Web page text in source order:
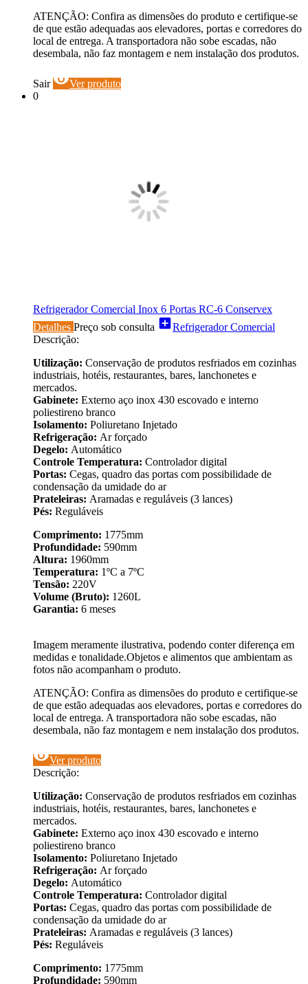
ATENÇÃO: Confira as dimensões do produto e certifique-se
de que estão adequadas aos elevadores, portas e corredores do
local de entrega. A transportadora não sobe escadas, não
desembala, não faz montagem e nem instalação dos produtos.
Sair visibilityVer produto
0
Refrigerador Comercial Inox 6 Portas RC-6 Conservex
Detalhes Preço sob consulta add_boxRefrigerador Comercial
Descrição:
Utilização: Conservação de produtos resfriados em cozinhas
industriais, hotéis, restaurantes, bares, lanchonetes e
mercados.
Gabinete: Externo aço inox 430 escovado e interno
poliestireno branco
Isolamento: Poliuretano Injetado
Refrigeração: Ar forçado
Degelo: Automático
Controle Temperatura: Controlador digital
Portas: Cegas, quadro das portas com possibilidade de
condensação da umidade do ar
Prateleiras: Aramadas e reguláveis (3 lances)
Pés: Reguláveis
Comprimento: 1775mm
Profundidade: 590mm
Altura: 1960mm
Temperatura: 1ºC a 7ºC
Tensão: 220V
Volume (Bruto): 1260L
Garantia: 6 meses
Imagem meramente ilustrativa, podendo conter diferença em
medidas e tonalidade.Objetos e alimentos que ambientam as
fotos não acompanham o produto.
ATENÇÃO: Confira as dimensões do produto e certifique-se
de que estão adequadas aos elevadores, portas e corredores do
local de entrega. A transportadora não sobe escadas, não
desembala, não faz montagem e nem instalação dos produtos.
visibilityVer produto
Descrição:
Utilização: Conservação de produtos resfriados em cozinhas
industriais, hotéis, restaurantes, bares, lanchonetes e
mercados.
Gabinete: Externo aço inox 430 escovado e interno
poliestireno branco
Isolamento: Poliuretano Injetado
Refrigeração: Ar forçado
Degelo: Automático
Controle Temperatura: Controlador digital
Portas: Cegas, quadro das portas com possibilidade de
condensação da umidade do ar
Prateleiras: Aramadas e reguláveis (3 lances)
Pés: Reguláveis
Comprimento: 1775mm
Profundidade: 590mm